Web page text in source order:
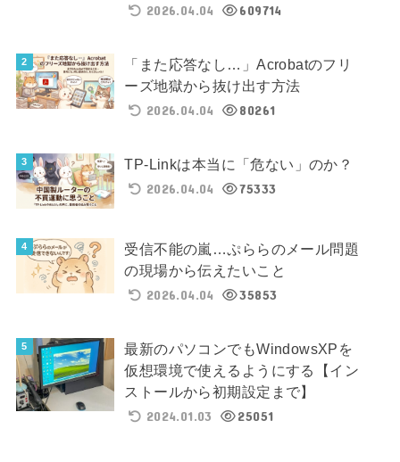
2026.04.04
609714
「また応答なし…」Acrobatのフリ
ーズ地獄から抜け出す方法
2026.04.04
80261
TP-Linkは本当に「危ない」のか？
2026.04.04
75333
受信不能の嵐…ぷららのメール問題
の現場から伝えたいこと
2026.04.04
35853
最新のパソコンでもWindowsXPを
仮想環境で使えるようにする【イン
ストールから初期設定まで】
2024.01.03
25051